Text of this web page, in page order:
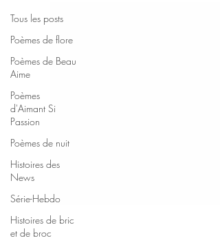
Tous les posts
Poèmes de flore
Poèmes de Beau
Aime
Poèmes
d'Aimant Si
Passion
Poèmes de nuit
Histoires des
News
Série-Hebdo
Histoires de bric
et de broc